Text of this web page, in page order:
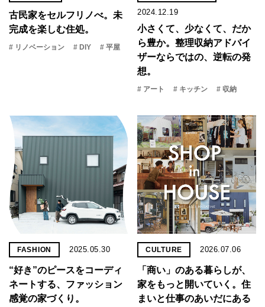
古民家をセルフリノべ。未
完成を楽しむ住処。
# リノベーション # DIY # 平屋
2024.12.19
小さくて、少なくて、だか
ら豊か。整理収納アドバイ
ザーならではの、逆転の発
想。
# アート # キッチン # 収納
FASHION 2025.05.30
“好き”のピースをコーディ
ネートする、ファッション
感覚の家づくり。
CULTURE 2026.07.06
「商い」の​ある​暮らしが、​
家を​もっと​開いていく。​住
まいと​仕事の​あいだに​ある​